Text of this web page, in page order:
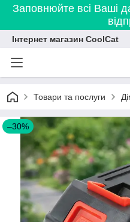
Заповнюйте всі Ваші
Інтернет магазин CoolCat
Товари та послуги
–30%